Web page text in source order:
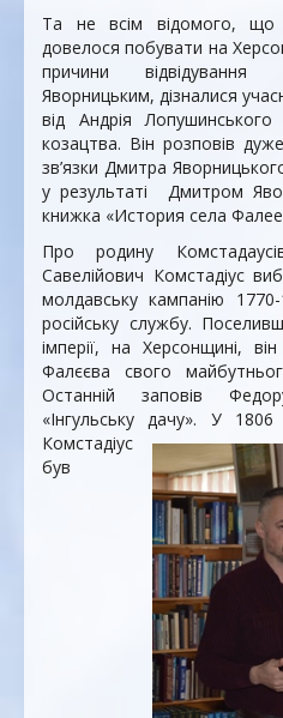
Та не всім відомого, що
довелося побувати на
причини
Яворницьким, дізналися
від Андрія
козацтва. Він розповів
зв’язки Дмитра
у результаті Дмитром
книжка «История села
Про родину
Савелійович Комстадіус
молдавську кампанію
російську службу.
імперії, на Херсонщині,
Фалєєва свого
Останній заповів
«Інгульську дачу». У
Комстадіус
був